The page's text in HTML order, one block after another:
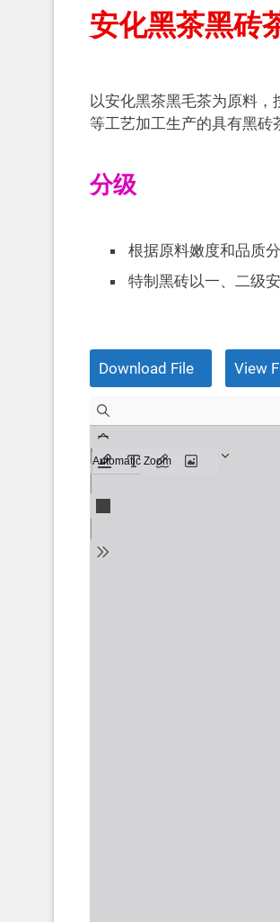
安化黑茶黑砖
以安化黑茶黑毛茶为原料
等工艺加工生产的具有黑砖
分级
根据原料嫩度和品质
特制黑砖以一、二级
Download File View